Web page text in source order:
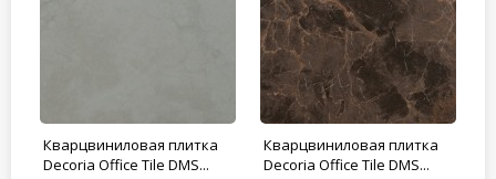
Кварцвиниловая плитка
Decoria Office Tile DMS...
Кварцвиниловая плитка
Decoria Office Tile DMS...